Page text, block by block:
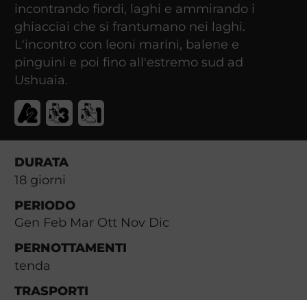
incontrando fiordi, laghi e ammirando i
ghiacciai che si frantumano nei laghi.
L'incontro con leoni marini, balene e
pinguini e poi fino all'estremo sud ad
Ushuaia.
DURATA
18giorni
PERIODO
Gen Feb Mar Ott Nov Dic
PERNOTTAMENTI
tenda
TRASPORTI